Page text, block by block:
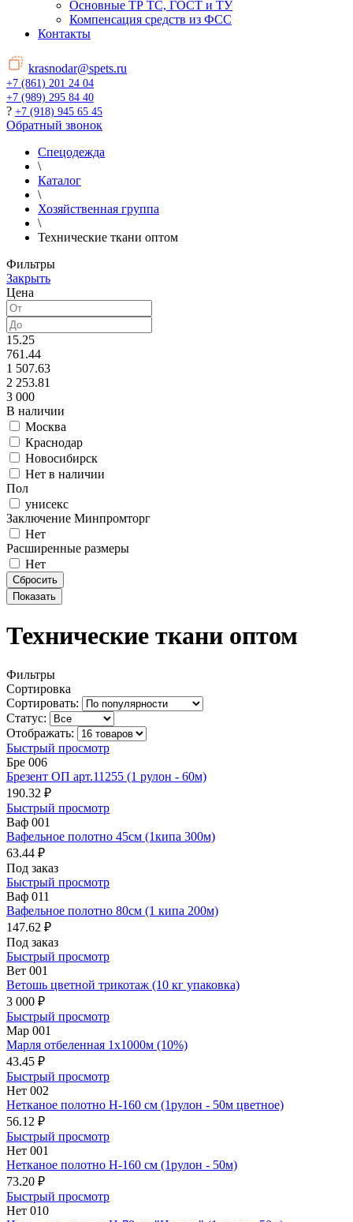
Основные ТР ТС, ГОСТ и ТУ
Компенсация средств из ФСС
Контакты
krasnodar@spets.ru
+7 (861) 201 24 04
+7 (989) 295 84 40
? +7 (918) 945 65 45
Обратный звонок
Спецодежда
\
Каталог
\
Хозяйственная группа
\
Технические ткани оптом
Фильтры
Закрыть
Цена
15.25
761.44
1 507.63
2 253.81
3 000
В наличии
Москва
Краснодар
Новосибирск
Нет в наличии
Пол
унисекс
Заключение Минпромторг
Нет
Расширенные размеры
Нет
Технические ткани оптом
Фильтры
Сортировка
Сортировать:
Статус:
Отображать:
Быстрый просмотр
Бре 006
Брезент ОП арт.11255 (1 рулон - 60м)
190.32 ₽
Быстрый просмотр
Ваф 001
Вафельное полотно 45см (1кипа 300м)
63.44 ₽
Под заказ
Быстрый просмотр
Ваф 011
Вафельное полотно 80см (1 кипа 200м)
147.62 ₽
Под заказ
Быстрый просмотр
Вет 001
Ветошь цветной трикотаж (10 кг упаковка)
3 000 ₽
Быстрый просмотр
Мар 001
Марля отбеленная 1х1000м (10%)
43.45 ₽
Быстрый просмотр
Нет 002
Нетканое полотно Н-160 см (1рулон - 50м цветное)
56.12 ₽
Быстрый просмотр
Нет 001
Нетканое полотно Н-160 см (1рулон - 50м)
73.20 ₽
Быстрый просмотр
Нет 010